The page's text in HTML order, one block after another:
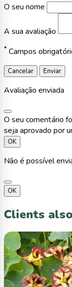
O seu nome
A sua avaliação
* Campos
Cancelar Enviar
Avaliação enviada
O seu comentário
seja aprovado por
OK
Não é possível
OK
Clients